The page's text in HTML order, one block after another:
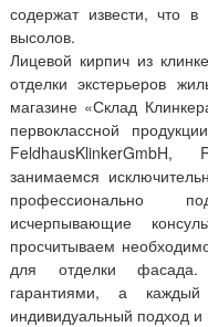
содержат извести, что в
высолов.
Лицевой кирпич из
отделки экстерьеров
магазине «Склад
первоклассной
занимаемся
профессионально
исчерпывающие
просчитываем
для отделки фасада.
гарантиями, а
индивидуальный подход и